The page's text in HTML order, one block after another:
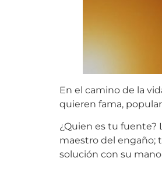
En el camino de la
quieren fama,
¿Quien es tu fuente?
maestro del engaño;
solución con su